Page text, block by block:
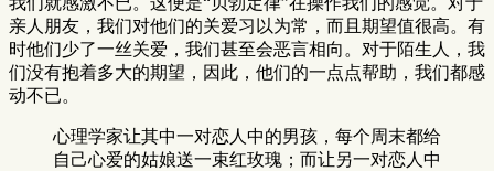
亲人朋友，我们对他们的关爱习以为常，而且期望值很高。有
时他们少了一丝关爱，我们甚至会恶言相向。对于陌生人，我
们没有抱着多大的期望，因此，他们的一点点帮助，我们都感
动不已。
心理学家让其中一对恋人中的男孩，每个周末都给
自己心爱的姑娘送一束红玫瑰；而让另一对恋人中